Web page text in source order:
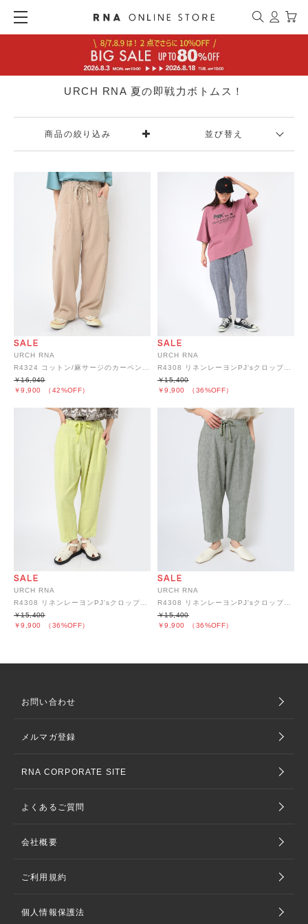
URCH RNA 夏の即戦力ボトムス！
商品の絞り込み 並び替え
URCH RNA
￥9,900 （42%OFF）
￥16,940
URCH RNA
￥9,900 （36%OFF）
￥15,400
URCH RNA
R4308 リネンレーヨンPJ'sクロップドパンツ
￥9,900 （36%OFF）
￥15,400
URCH RNA
R4308 リネンレーヨンPJ'sクロップドパンツ
￥9,900 （36%OFF）
￥15,400
お問い合わせ
メルマガ登録
RNA CORPORATE SITE
よくあるご質問
会社概要
ご利用規約
個人情報保護法